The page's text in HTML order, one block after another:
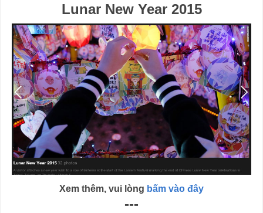
Lunar New Year 2015
Xem thêm, vui lòng bấm vào đây
---